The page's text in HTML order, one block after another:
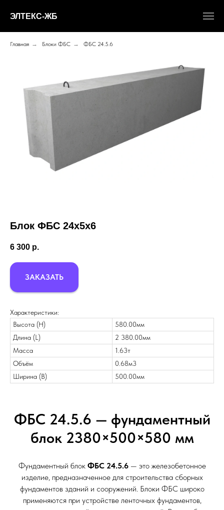
ЭЛТЕКС-ЖБ
Главная → Блоки ФБС → ФБС 24.5.6
Блок ФБС 24х5х6
6 300 р.
ЗАКАЗАТЬ
Характеристики:
Высота (H)
580.00мм
Длина (L)
2 380.00мм
Масса
1.63т
Объём
0.68м3
Ширина (B)
500.00мм
ФБС 24.5.6 — фундаментный
блок 2380×500×580 мм
Фундаментный блок ФБС 24.5.6— это железобетонное
изделие, предназначенное для строительства сборных
фундаментов зданий и сооружений. Блоки ФБС широко
применяются при устройстве ленточных фундаментов,